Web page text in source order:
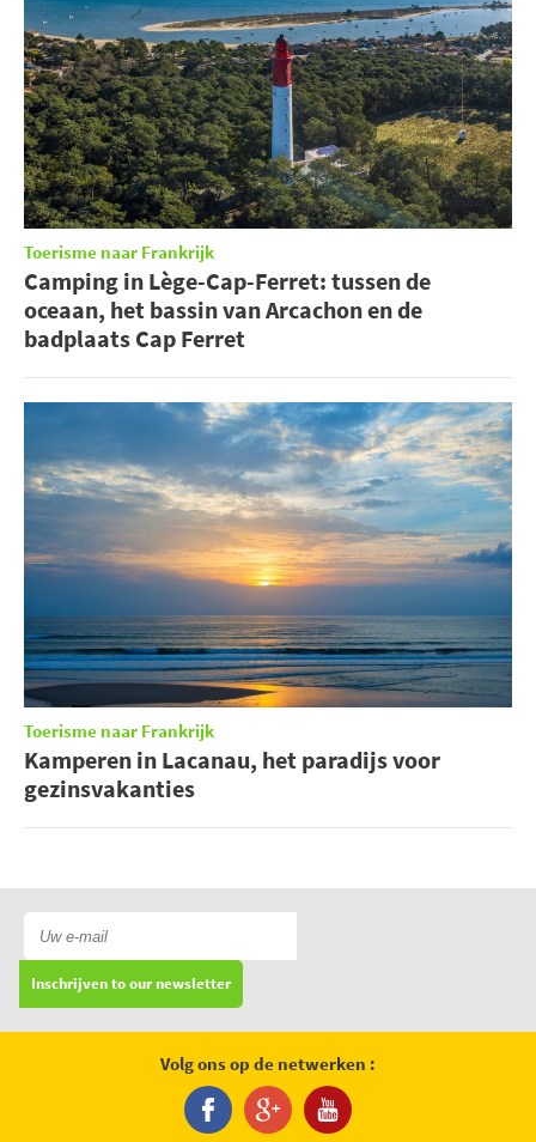
Toerisme naar Frankrijk
Camping in Lège-Cap-Ferret: tussen de
oceaan, het bassin van Arcachon en de
badplaats Cap Ferret
Toerisme naar Frankrijk
Kamperen in Lacanau, het paradijs voor
gezinsvakanties
Inschrijven to our newsletter
Volg ons op de netwerken :